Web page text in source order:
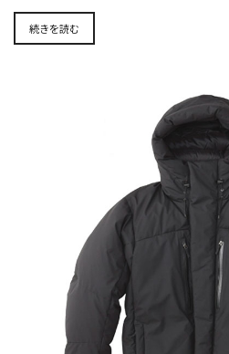
続きを読む